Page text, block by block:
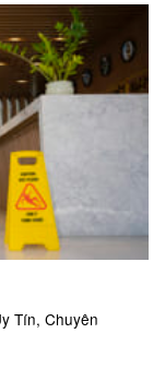
Tín, Chuyên